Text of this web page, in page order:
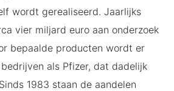
wordt gerealiseerd. Jaarlijks
vier miljard euro aan onderzoek
bepaalde producten wordt er
als Pfizer, dat dadelijk
1983 staan de aandelen